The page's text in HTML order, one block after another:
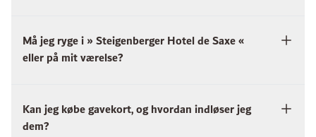
Må jeg ryge i » Steigenberger Hotel de Saxe «
eller på mit værelse?
Kan jeg købe gavekort, og hvordan indløser jeg
dem?